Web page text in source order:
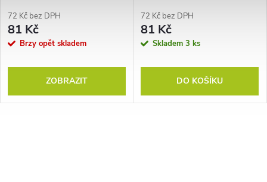
72 Kč bez DPH
81 Kč
Brzy opět skladem
ZOBRAZIT
72 Kč bez DPH
81 Kč
Skladem 3 ks
DO KOŠÍKU